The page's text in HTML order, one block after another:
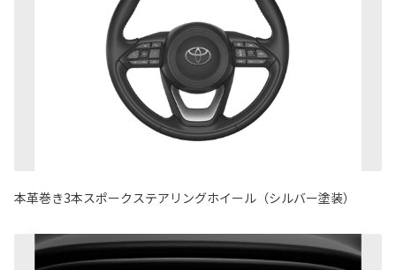
本革巻き3本スポークステアリングホイール（シルバー塗装）